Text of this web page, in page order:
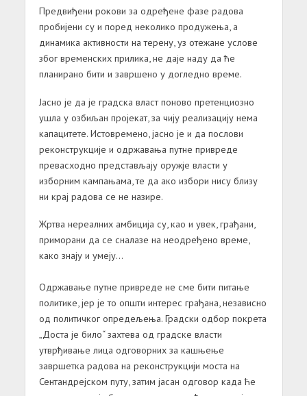
Предвиђени рокови за одређене фазе радова
пробијени су и поред неколико продужења, а
динамика активности на терену, уз отежане услове
због временских прилика, не даје наду да ће
планирано бити и завршено у догледно време.
Јасно је да је градска власт поново претенциозно
ушла у озбиљан пројекат, за чију реализацију нема
капацитете. Истовремено, јасно је и да послови
реконструкције и одржавања путне привреде
превасходно представљају оружје власти у
изборним кампањама, те да ако избори нису близу
ни крај радова се не назире.
Жртва нереалних амбиција су, као и увек, грађани,
приморани да се сналазе на неодређено време,
како знају и умеју…
Одржавање путне привреде не сме бити питање
политике, јер је то општи интерес грађана, независно
од политичког опредељења. Градски одбор покрета
„Доста је било“ захтева од градске власти
утврђивање лица одговорних за кашњење
завршетка радова на реконструкцији моста на
Сентандрејском путу, затим јасан одговор када ће